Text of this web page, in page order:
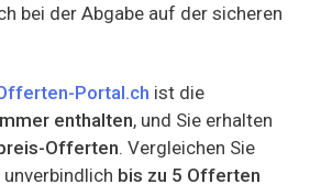
bei der Abgabe auf der sicheren
Portal.ch ist die
enthalten, und Sie erhalten
Offerten. Vergleichen Sie
bis zu 5 Offerten